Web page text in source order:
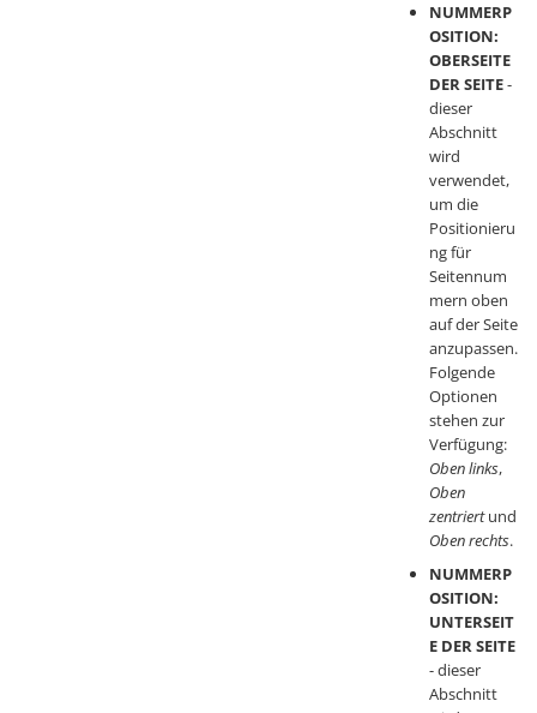
NUMMERP
OSITION:
OBERSEITE
DER SEITE-
dieser
Abschnitt
wird
verwendet,
um die
Positionieru
ng für
Seitennum
mern oben
auf der Seite
anzupassen.
Folgende
Optionen
stehen zur
Verfügung:
Oben links,
Oben
zentriertund
Oben rechts.
NUMMERP
OSITION:
UNTERSEIT
E DER SEITE
- dieser
Abschnitt